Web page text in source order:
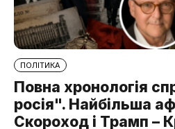
ПОЛІТИКА
Повна хронологія
росія". Найбільша
Скороход і Трамп –